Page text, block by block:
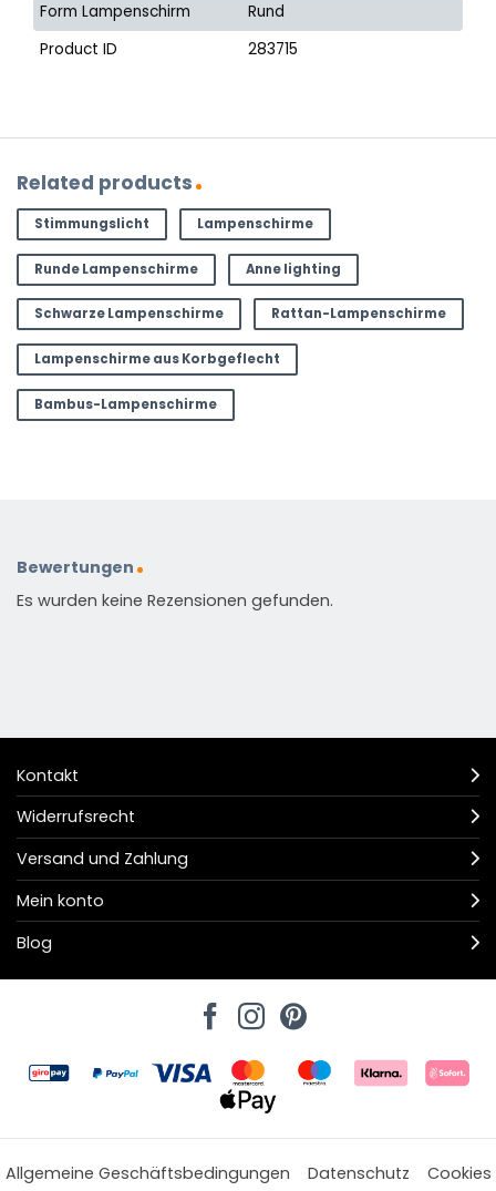
Form Lampenschirm
Rund
Product ID
283715
Related products
Stimmungslicht Lampenschirme
Runde Lampenschirme Anne lighting
Schwarze Lampenschirme Rattan-Lampenschirme
Lampenschirme aus Korbgeflecht
Bambus-Lampenschirme
Bewertungen
Es wurden keine Rezensionen gefunden.
Kontakt
Widerrufsrecht
Versand und Zahlung
Mein konto
Blog
Allgemeine Geschäftsbedingungen Datenschutz Cookies